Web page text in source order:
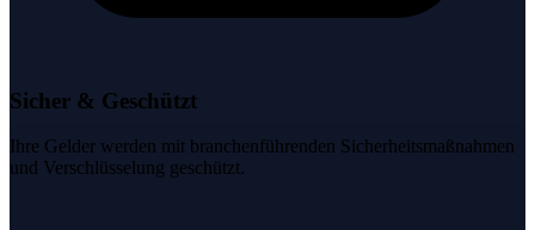
Sicher & Geschützt
Ihre Gelder werden mit branchenführenden Sicherheitsmaßnahmen
und Verschlüsselung geschützt.